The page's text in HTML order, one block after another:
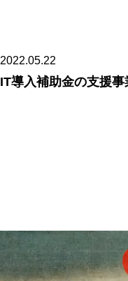
2022.05.22
IT導入補助金の支援